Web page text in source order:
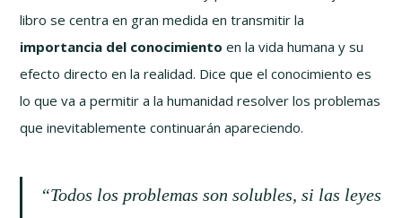
libro se centra en gran medida en transmitir la
importancia del conocimiento en la vida humana y su
efecto directo en la realidad. Dice que el conocimiento es
lo que va a permitir a la humanidad resolver los problemas
que inevitablemente continuarán apareciendo.
“Todos los problemas son solubles, si las leyes